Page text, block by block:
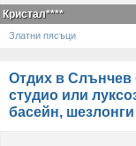
Кристал****
Златни пясъци
Отдих в Слънчев
студио или
басейн,